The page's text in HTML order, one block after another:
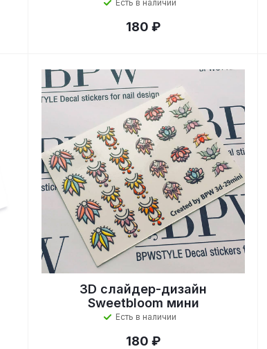
Есть в наличии
180 ₽
3D слайдер-дизайн
Sweetbloom мини
Есть в наличии
180 ₽